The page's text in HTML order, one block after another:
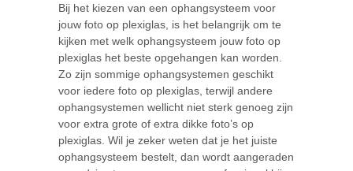
Bij het kiezen van een ophangsysteem voor
jouw foto op plexiglas, is het belangrijk om te
kijken met welk ophangsysteem jouw foto op
plexiglas het beste opgehangen kan worden.
Zo zijn sommige ophangsystemen geschikt
voor iedere foto op plexiglas, terwijl andere
ophangsystemen wellicht niet sterk genoeg zijn
voor extra grote of extra dikke foto’s op
plexiglas. Wil je zeker weten dat je het juiste
ophangsysteem bestelt, dan wordt aangeraden